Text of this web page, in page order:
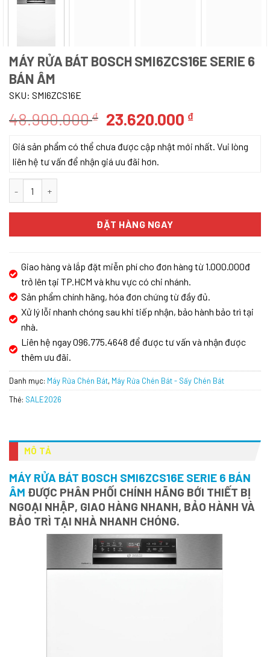
MÁY RỬA BÁT BOSCH SMI6ZCS16E SERIE 6
BÁN ÂM
SKU: SMI6ZCS16E
48.900.000₫ Giá
là:
48.900.000 ₫.
23.620.000 ₫Giá
tại
Giá sản phẩm có thể chưa được cập nhật mới nhất. Vui lòng
liên hệ tư vấn để nhận giá ưu đãi hơn.
ĐẶT HÀNG NGAY
Giao hàng và lắp đặt miễn phí cho đơn hàng từ 1.000.000đ
trở lên tại TP.HCM và khu vực có chi nhánh.
Sản phẩm chính hãng, hóa đơn chứng từ đầy đủ.
Xử lý lỗi nhanh chóng sau khi tiếp nhận, bảo hành bảo trì tại
nhà.
Liên hệ ngay 096.775.4648 để được tư vấn và nhận được
thêm ưu đãi.
Danh mục: Máy Rửa Chén Bát, Máy Rửa Chén Bát - Sấy Chén Bát
Thẻ: SALE2026
MÔ TẢ
MÁY RỬA BÁT BOSCH SMI6ZCS16E SERIE 6 BÁN
ÂM ĐƯỢC PHÂN PHỐI CHÍNH HÃNG BỚI THIẾT BỊ
NGOẠI NHẬP, GIAO HÀNG NHANH, BẢO HÀNH VÀ
BẢO TRÌ TẠI NHÀ NHANH CHÓNG.